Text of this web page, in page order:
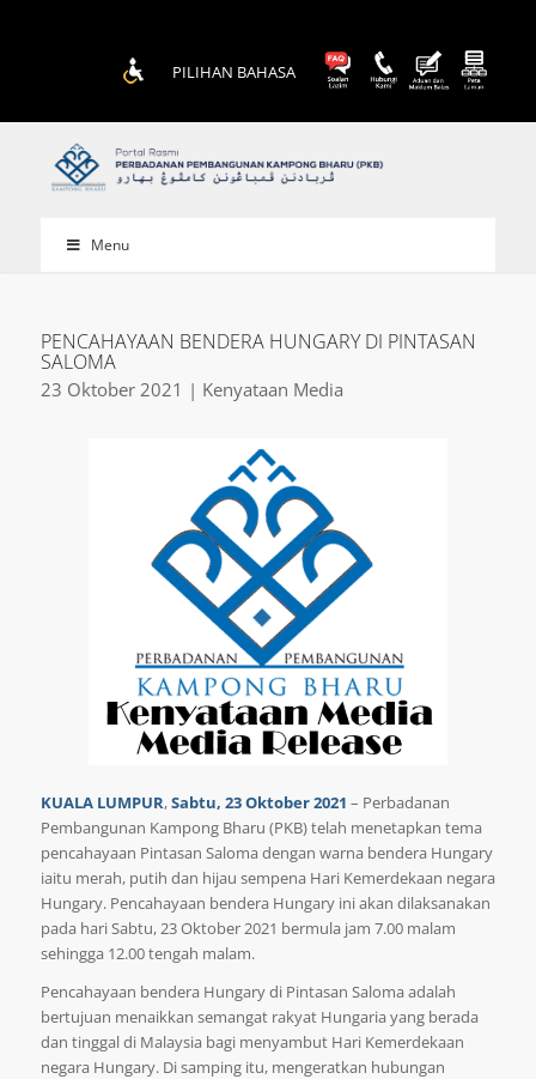
PILIHAN BAHASA
Menu
PENCAHAYAAN BENDERA HUNGARY DI PINTASAN
SALOMA
23 Oktober 2021 | Kenyataan Media
KUALA LUMPUR,Sabtu, 23 Oktober 2021 – Perbadanan
Pembangunan Kampong Bharu (PKB) telah menetapkan tema
pencahayaan Pintasan Saloma dengan warna bendera Hungary
iaitu merah, putih dan hijau sempena Hari Kemerdekaan negara
Hungary. Pencahayaan bendera Hungary ini akan dilaksanakan
pada hari Sabtu, 23 Oktober 2021 bermula jam 7.00 malam
sehingga 12.00 tengah malam.
Pencahayaan bendera Hungary di Pintasan Saloma adalah
bertujuan menaikkan semangat rakyat Hungaria yang berada
dan tinggal di Malaysia bagi menyambut Hari Kemerdekaan
negara Hungary. Di samping itu, mengeratkan hubungan